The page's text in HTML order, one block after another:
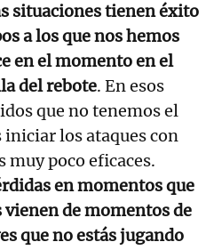
situaciones tienen éxito
a los que nos hemos
en el momento en el
del rebote. En esos
que no tenemos el
los ataques con
poco eficaces.
en momentos que
de momentos de
que no estás jugando